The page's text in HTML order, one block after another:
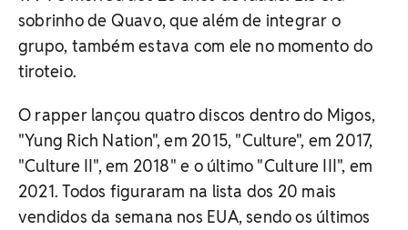
sobrinho de Quavo, que além de integrar o
grupo, também estava com ele no momento do
tiroteio.
O rapper lançou quatro discos dentro do Migos,
"Yung Rich Nation", em 2015, "Culture", em 2017,
"Culture II", em 2018" e o último "Culture III", em
2021. Todos figuraram na lista dos 20 mais
vendidos da semana nos EUA, sendo os últimos